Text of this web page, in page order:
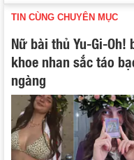
TIN CÙNG CHUYÊN MỤC
Nữ bài thủ Yu-Gi-
khoe nhan sắc táo
ngàng